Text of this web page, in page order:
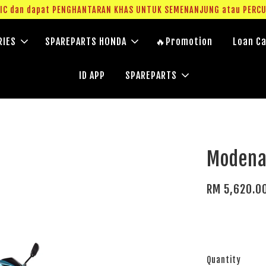
dapat PENGHANTARAN KHAS UNTUK SEMENANJUNG atau
SPAREPARTS HONDA 🔥Promotion Loan
ID APP SPAREPARTS
RM
Quantity